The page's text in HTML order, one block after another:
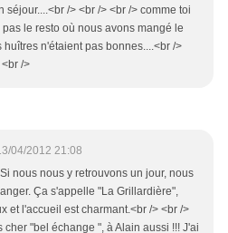
séjour....<br /> <br /> <br /> comme toi
le resto où nous avons mangé le
huîtres n'étaient pas bonnes....<br />
/>
04/2012 21:08
nous nous y retrouvons un jour, nous
Ça s'appelle "La Grillardière",
et l'accueil est charmant.<br /> <br />
cher "bel échange ", à Alain aussi !!! J'ai